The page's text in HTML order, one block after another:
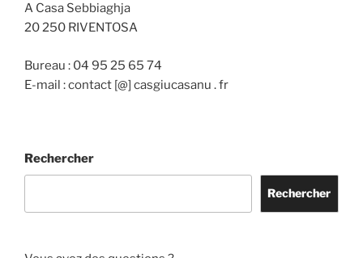
A Casa Sebbiaghja
20 250 RIVENTOSA
Bureau : 04 95 25 65 74
E-mail : contact [@] casgiucasanu . fr
Rechercher
Rechercher